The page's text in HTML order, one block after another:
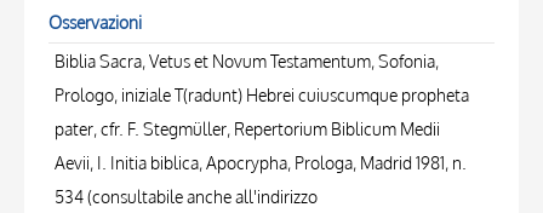
Osservazioni
Biblia Sacra, Vetus et Novum Testamentum, Sofonia,
Prologo, iniziale T(radunt) Hebrei cuiuscumque propheta
pater, cfr. F. Stegmüller, Repertorium Biblicum Medii
Aevii, I. Initia biblica, Apocrypha, Prologa, Madrid 1981, n.
534 (consultabile anche all'indirizzo